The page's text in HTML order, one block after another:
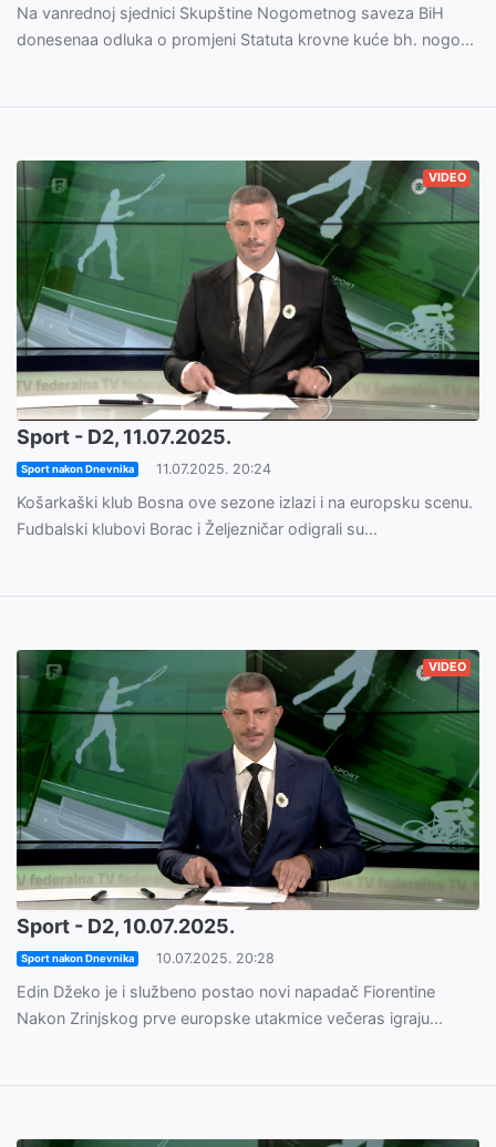
Na vanrednoj sjednici Skupštine Nogometnog saveza BiH
donesenaa odluka o promjeni Statuta krovne kuće bh. nogo...
VIDEO
Sport - D2, 11.07.2025.
Sport nakon Dnevnika 11.07.2025. 20:24
Košarkaški klub Bosna ove sezone izlazi i na europsku scenu.
Fudbalski klubovi Borac i Željezničar odigrali su...
VIDEO
Sport - D2, 10.07.2025.
Sport nakon Dnevnika 10.07.2025. 20:28
Edin Džeko je i službeno postao novi napadač Fiorentine
Nakon Zrinjskog prve europske utakmice večeras igraju...